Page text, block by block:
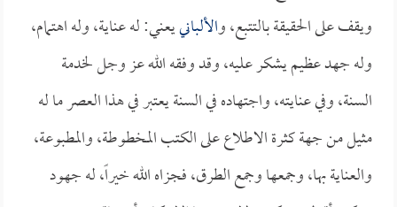
ويقف على الحقيقة بالتتبع، والألبانييعني: له عناية، وله اهتمام،
وله جهد عظيم يشكر عليه، وقد وفقه الله عز وجل لخدمة
السنة، وفي عنايته، واجتهاده في السنة يعتبر في هذا العصر ما له
مثيل من جهة كثرة الاطلاع على الكتب المخطوطة، والمطبوعة،
والعناية بها، وجمعها وجمع الطرق، فجزاه الله خيراً، له جهود